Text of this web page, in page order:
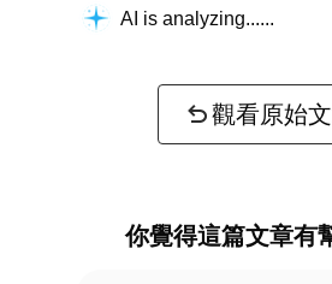
AI is analyzing...
觀看原始
你覺得這篇文章有